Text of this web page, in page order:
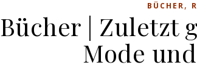
BÜCHER,
Bücher | Zuletzt
Mode